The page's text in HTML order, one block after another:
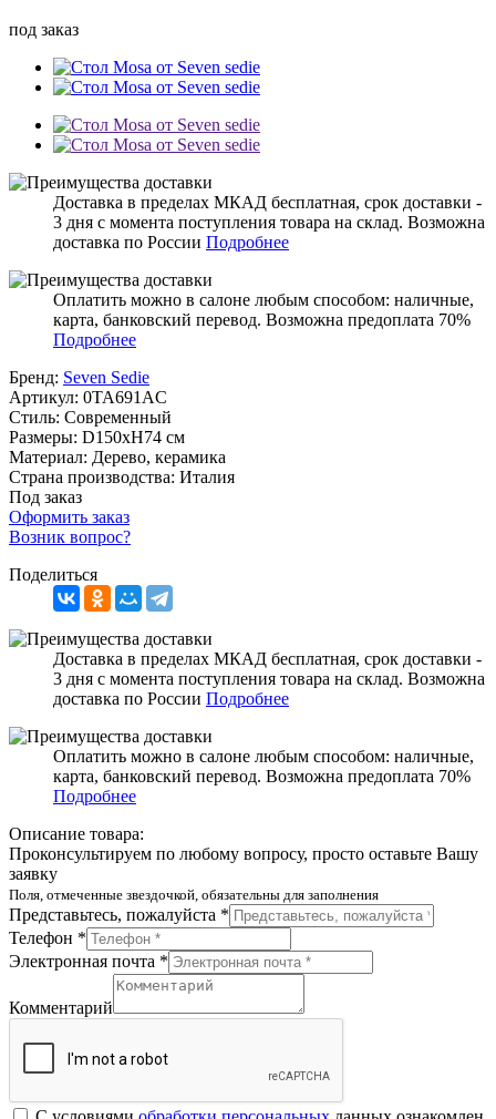
под заказ
Доставка в пределах МКАД бесплатная, срок доставки -
3 дня с момента поступления товара на склад. Возможна
доставка по России Подробнее
Оплатить можно в салоне любым способом: наличные,
карта, банковский перевод. Возможна предоплата 70%
Подробнее
Бренд: Seven Sedie
Артикул: 0TA691AC
Стиль: Современный
Размеры: D150xH74 см
Материал: Дерево, керамика
Страна производства: Италия
Под заказ
Оформить заказ
Возник вопрос?
Поделиться
Доставка в пределах МКАД бесплатная, срок доставки -
3 дня с момента поступления товара на склад. Возможна
доставка по России Подробнее
Оплатить можно в салоне любым способом: наличные,
карта, банковский перевод. Возможна предоплата 70%
Подробнее
Описание товара:
Проконсультируем по любому вопросу, просто оставьте Вашу
заявку
Поля, отмеченные звездочкой, обязательны для заполнения
Представьтесь, пожалуйста *
Телефон *
Электронная почта *
Комментарий